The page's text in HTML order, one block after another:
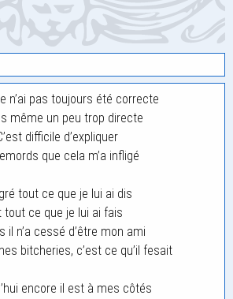
n’ai pas toujours été correcte
même un peu trop directe
difficile d’expliquer
que cela m’a infligé
tout ce que je lui ai dis
tout ce que je lui ai fais
il n’a cessé d’être mon ami
bitcheries, c’est ce qu’il fesait
encore il est à mes côtés